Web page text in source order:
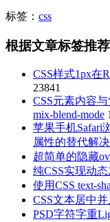
标签： css
根据文章标签推
CSS样式1px在
23841
CSS元素内容
mix-blend-mode
苹果手机Safari
属性的替代解
超简单的隐藏
纯CSS实现动
使用CSS text-
CSS文本居中
PSD字符字重